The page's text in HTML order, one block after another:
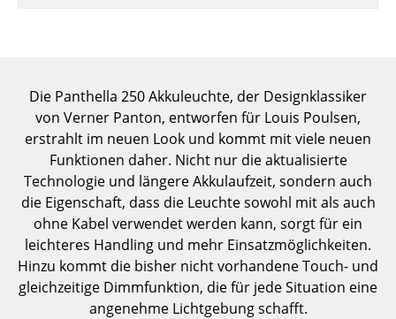
... alle Tische
Aufbewahren
Regale & Schränke
Bücherregale
Wandregale
Sideboards & Kommoden
Die Panthella 250 Akkuleuchte, der Designklassiker
von Verner Panton, entworfen für Louis Poulsen,
erstrahlt im neuen Look und kommt mit viele neuen
Funktionen daher. Nicht nur die aktualisierte
Technologie und längere Akkulaufzeit, sondern auch
die Eigenschaft, dass die Leuchte sowohl mit als auch
ohne Kabel verwendet werden kann, sorgt für ein
leichteres Handling und mehr Einsatzmöglichkeiten.
Hinzu kommt die bisher nicht vorhandene Touch- und
gleichzeitige Dimmfunktion, die für jede Situation eine
angenehme Lichtgebung schafft.